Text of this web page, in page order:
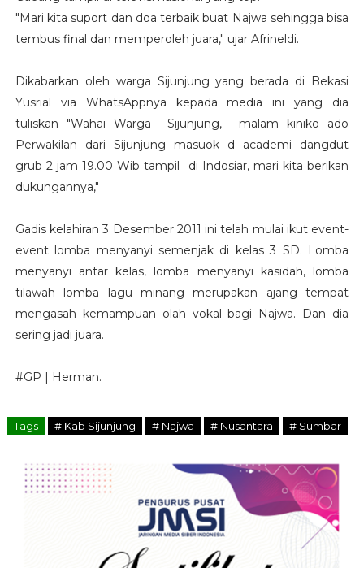
"Mari kita suport dan doa terbaik buat Najwa sehingga bisa
tembus final dan memperoleh juara," ujar Afrineldi.
Dikabarkan oleh warga Sijunjung yang berada di Bekasi
Yusrial via WhatsAppnya kepada media ini yang dia
tuliskan "Wahai Warga Sijunjung, malam kiniko ado
Perwakilan dari Sijunjung masuok d academi dangdut
grub 2 jam 19.00 Wib tampil di Indosiar, mari kita berikan
dukungannya,"
Gadis kelahiran 3 Desember 2011 ini telah mulai ikut event-
event lomba menyanyi semenjak di kelas 3 SD. Lomba
menyanyi antar kelas, lomba menyanyi kasidah, lomba
tilawah lomba lagu minang merupakan ajang tempat
mengasah kemampuan olah vokal bagi Najwa. Dan dia
sering jadi juara.
#GP | Herman.
Tags # Kab Sijunjung # Najwa # Nusantara # Sumbar